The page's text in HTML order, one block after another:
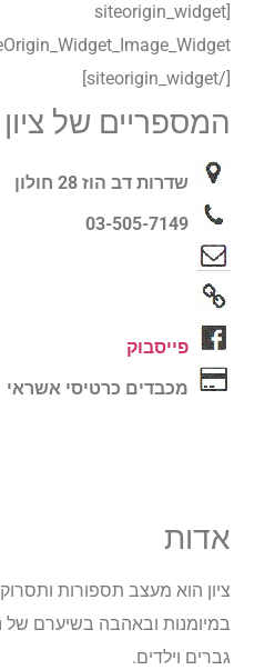
[siteorigin_widget
[/siteorigin_widget]
המספריים של ציון
שדרות דב הוז 28 חולון
פייסבוק
מכבדים כרטיסי אשראי
אדות
ציון הוא מעצב תספורות
במיומנות ובאהבה בשיערם של
גברים וילדים.